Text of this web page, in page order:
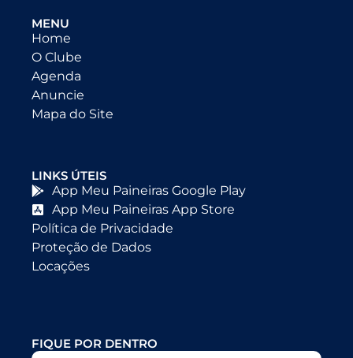
MENU
Home
O Clube
Agenda
Anuncie
Mapa do Site
LINKS ÚTEIS
App Meu Paineiras Google Play
App Meu Paineiras App Store
Política de Privacidade
Proteção de Dados
Locações
FIQUE POR DENTRO